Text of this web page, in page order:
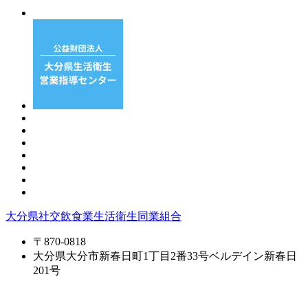
大分県社交飲食業生活衛生同業組合
〒870-0818
大分県大分市新春日町1丁目2番33号ベルデイン新春日
201号️